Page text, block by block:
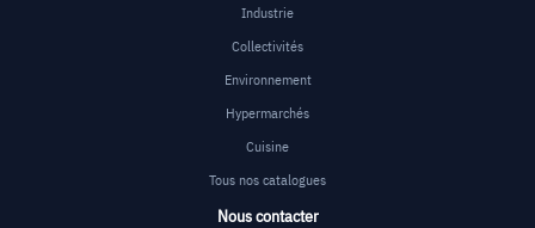
Industrie
Collectivités
Environnement
Hypermarchés
Cuisine
Tous nos catalogues
Nous contacter